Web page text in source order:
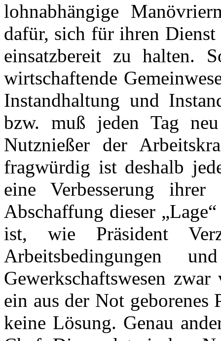
lohnabhängige
dafür, sich für ihren
einsatzbereit zu halten.
wirtschaftende
Instandhaltung und
bzw. muß jeden Tag
Nutznießer der
fragwürdig ist deshalb
eine Verbesserung
Abschaffung dieser
ist, wie Präsident
Arbeitsbedingungen
Gewerkschaftswesen
ein aus der Not geborenes
keine Lösung. Genau